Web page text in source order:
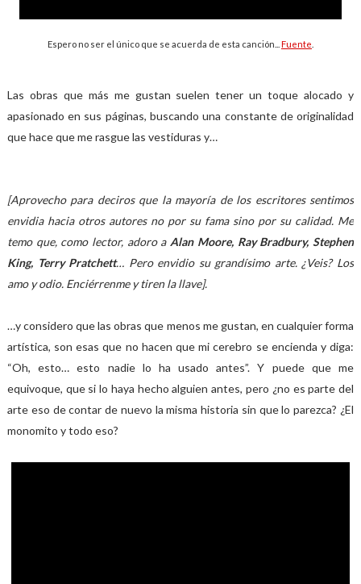
Espero no ser el único que se acuerda de esta canción... Fuente
Las obras que más me gustan suelen tener un toque alocado y
apasionado en sus páginas, buscando una constante de originalidad
que hace que me rasgue las vestiduras y…
[Aprovecho para deciros que la mayoría de los escritores sentimos
envidia hacia otros autores no por su fama sino por su calidad. Me
temo que, como lector, adoro a Alan Moore, Ray Bradbury, Stephen
King, Terry Pratchett… Pero envidio su grandísimo arte. ¿Veis? Los
amo y odio. Enciérrenme y tiren la llave].
…y considero que las obras que menos me gustan, en cualquier forma
artística, son esas que no hacen que mi cerebro se encienda y diga:
“Oh, esto… esto nadie lo ha usado antes”. Y puede que me
equivoque, que si lo haya hecho alguien antes, pero ¿no es parte del
arte eso de contar de nuevo la misma historia sin que lo parezca? ¿El
monomito y todo eso?